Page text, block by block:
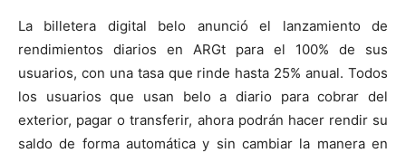
La billetera digital belo anunció el lanzamiento de
rendimientos diarios en ARGt para el 100% de sus
usuarios, con una tasa que rinde hasta 25% anual. Todos
los usuarios que usan belo a diario para cobrar del
exterior, pagar o transferir, ahora podrán hacer rendir su
saldo de forma automática y sin cambiar la manera en